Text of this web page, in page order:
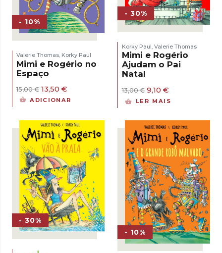
- 10%
Valerie Thomas, Korky Paul
Mimi e Rogério no
Espaço
15,00€ O
preço
15,00 €.
13,50 €
preço
13,50 €.
ADICIONAR
- 30%
Korky Paul Valerie Thomas
Mimi e Rogério
Ajudam o Pai
Natal
13,00€ O
preço
original
13,00 €.
9,10 €O
preço
atual
9,10 €.
LER MAIS
- 30%
- 10%